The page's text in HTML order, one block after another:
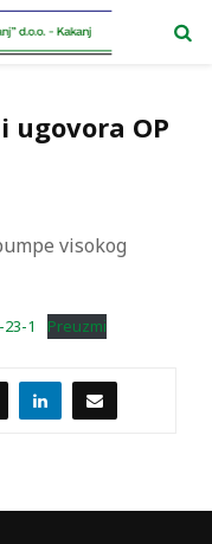
ugovora OP
visokog
1 Preuzmi